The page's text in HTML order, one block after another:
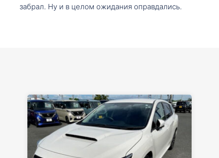
забрал. Ну и в целом ожидания оправдались.